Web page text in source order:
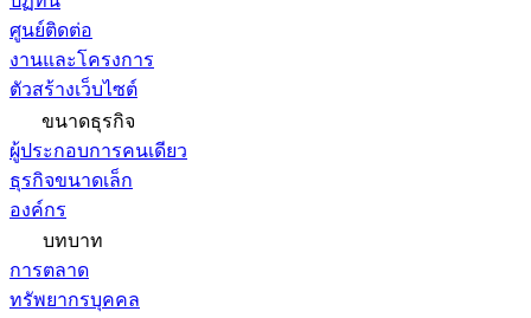
ศูนย์ติดต่อ
งานและโครงการ
ตัวสร้างเว็บไซต์
ขนาดธุรกิจ
ผู้ประกอบการคนเดียว
ธุรกิจขนาดเล็ก
องค์กร
บทบาท
การตลาด
ทรัพยากรบุคคล